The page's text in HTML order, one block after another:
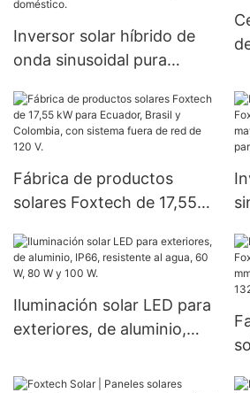
Inversor solar híbrido de
onda sinusoidal pura
y 10,2 kW, de alta
eficiencia para uso
doméstico.
Fábrica de productos
solares Foxtech de 17,55
Colombia, con sistema
fuera de red de 120 V.
Iluminación solar LED para
exteriores, de aluminio,
W, 80 W y 100 W.